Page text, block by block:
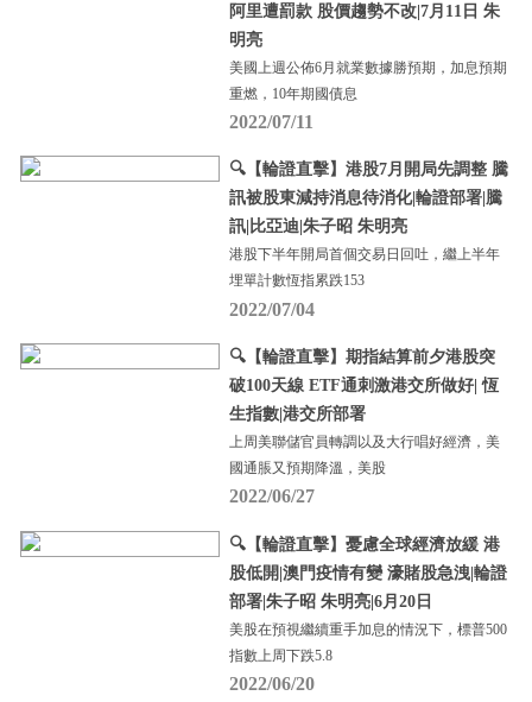
阿里遭罰款 股價趨勢不改|7月11日 朱
明亮
美國上週公佈6月就業數據勝預期，加息預期
重燃，10年期國債息
2022/07/11
🔍【輪證直擊】港股7月開局先調整 騰
訊被股東減持消息待消化|輪證部署|騰
訊|比亞迪|朱子昭 朱明亮
港股下半年開局首個交易日回吐，繼上半年
埋單計數恆指累跌153
2022/07/04
🔍【輪證直擊】期指結算前夕港股突
破100天線 ETF通刺激港交所做好| 恆
生指數|港交所部署
上周美聯儲官員轉調以及大行唱好經濟，美
國通脹又預期降溫，美股
2022/06/27
🔍【輪證直擊】憂慮全球經濟放緩 港
股低開|澳門疫情有變 濠賭股急洩|輪證
部署|朱子昭 朱明亮|6月20日
美股在預視繼續重手加息的情況下，標普500
指數上周下跌5.8
2022/06/20